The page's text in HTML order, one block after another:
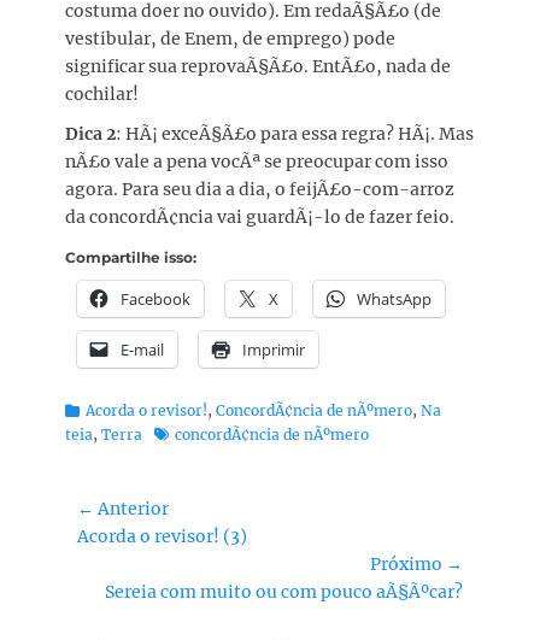
costuma doer no ouvido). Em redaÃ§Ã£o (de
vestibular, de Enem, de emprego) pode
significar sua reprovaÃ§Ã£o. EntÃ£o, nada de
cochilar!
Dica 2: HÃ¡ exceÃ§Ã£o para essa regra? HÃ¡. Mas
nÃ£o vale a pena vocÃª se preocupar com isso
agora. Para seu dia a dia, o feijÃ£o-com-arroz
da concordÃ¢ncia vai guardÃ¡-lo de fazer feio.
Compartilhe isso:
Facebook X WhatsApp
E-mail Imprimir
Categorias:
Acorda o revisor!, ConcordÃ¢ncia de nÃºmero, Na
teia, Terra Tags:concordÃ¢ncia de nÃºmero
Navegação
de
← Anterior
Post
Acorda o revisor! (3)
Próximo →
Próximo
Sereia com muito ou com pouco aÃ§Ãºcar?